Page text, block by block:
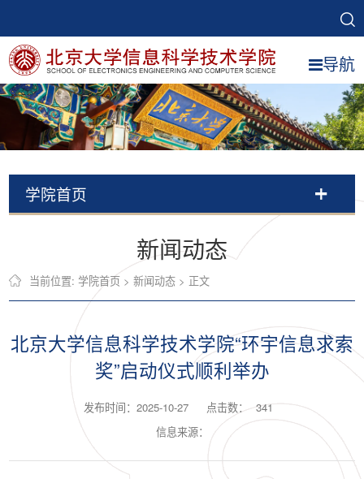
导航
学院首页
新闻动态
当前位置:学院首页 >新闻动态 > 正文
北京大学信息科学技术学院“环宇信息求索
奖”启动仪式顺利举办
发布时间：2025-10-27 点击数： 341
信息来源：